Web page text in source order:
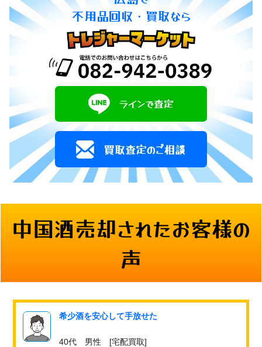
不用品回収・買取なら
中国酒売却されたお客様の
声
希少酒を安心して手放せた
40代 男性 [宅配買取]